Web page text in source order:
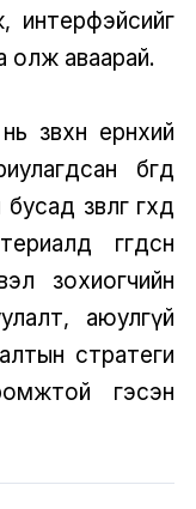
интерфэйсийг
олж аваарай.
ерөнхий
бөгөөд
зөвлөгөө өгөхөд
өгөгдсөн
зохиогчийн
аюулгүй
стратеги
гэсэн